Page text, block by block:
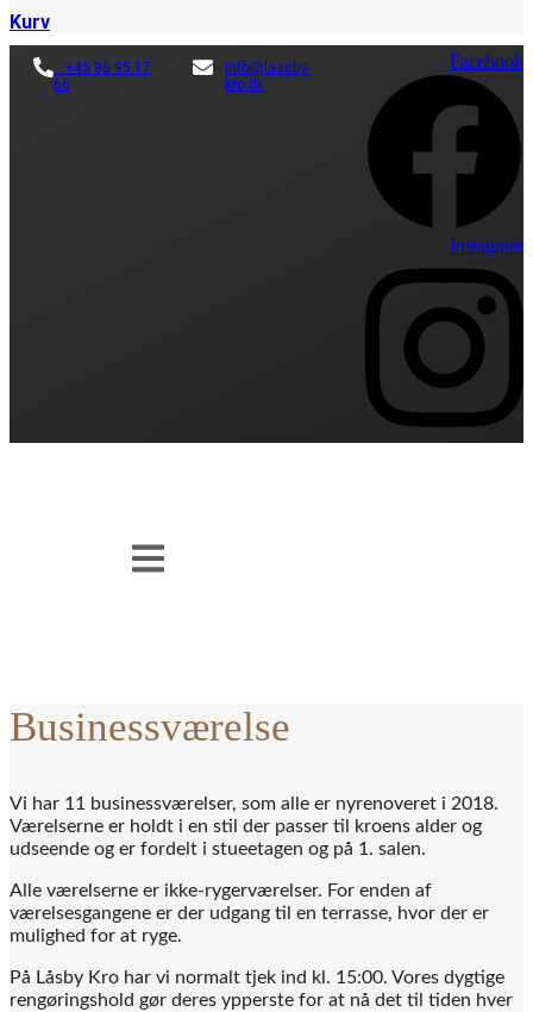
Kurv
+45 86 95 17
66
info@laasby-
kro.dk
Facebook
Instagram
Businessværelse
Vi har 11 businessværelser, som alle er nyrenoveret i 2018.
Værelserne er holdt i en stil der passer til kroens alder og
udseende og er fordelt i stueetagen og på 1. salen.
Alle værelserne er ikke-rygerværelser. For enden af
værelsesgangene er der udgang til en terrasse, hvor der er
mulighed for at ryge.
På Låsby Kro har vi normalt tjek ind kl. 15:00. Vores dygtige
rengøringshold gør deres ypperste for at nå det til tiden hver